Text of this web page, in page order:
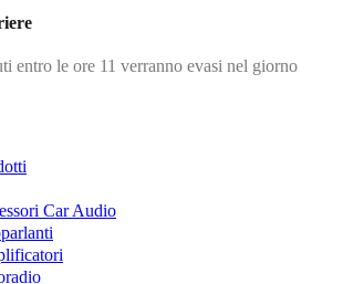
entro le ore 11 verranno evasi nel giorno
Car Audio